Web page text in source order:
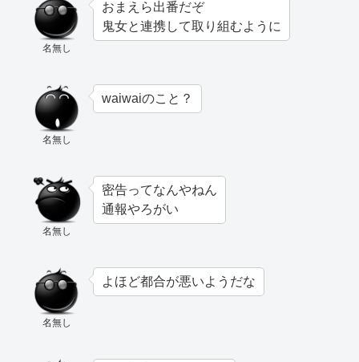
名無し
おまえら出番だぞ
鬼女と連携して取り組むように
名無し
waiwaiのこと？
名無し
密告ってなんやねん
通報やろがい
名無し
よほど都合が悪いようだな